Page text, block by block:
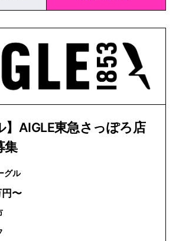
】AIGLE東急さっぽろ店
集
エーグル
〜